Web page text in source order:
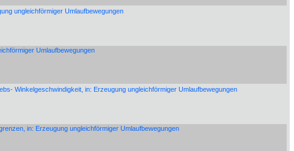
ungleichförmiger Umlaufbewegungen
Umlaufbewegungen
Winkelgeschwindigkeit, in: Erzeugung ungleichförmiger Umlaufbewegungen
in: Erzeugung ungleichförmiger Umlaufbewegungen